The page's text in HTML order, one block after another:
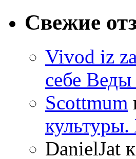
Свежие
Vivod iz
себе Веды
Scottmum
DanielJat